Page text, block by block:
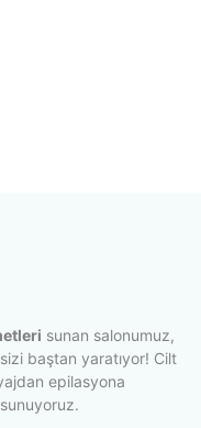
sunan salonumuz,
baştan yaratıyor! Cilt
epilasyona
sunuyoruz.